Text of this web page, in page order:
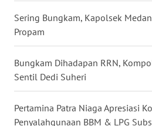
Sering Bungkam, Kapolsek
Propam
Bungkam Dihadapan RRN,
Sentil Dedi Suheri
Pertamina Patra Niaga Apresiasi
Penyalahgunaan BBM & LPG
WN
TAPANULI
WN DELI
WN